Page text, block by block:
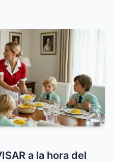
a la hora del